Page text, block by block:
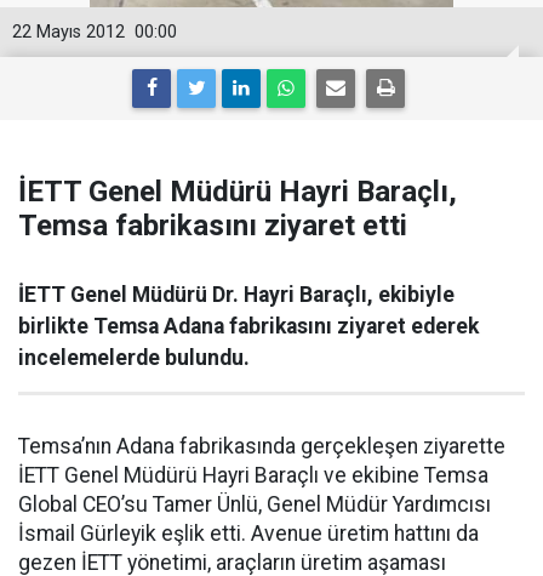
00:00
22 Mayıs 2012
İETT Genel Müdürü Hayri Baraçlı,
Temsa fabrikasını ziyaret etti
İETT Genel Müdürü Dr. Hayri Baraçlı, ekibiyle
birlikte Temsa Adana fabrikasını ziyaret ederek
incelemelerde bulundu.
Temsa’nın Adana fabrikasında gerçekleşen ziyarette
İETT Genel Müdürü Hayri Baraçlı ve ekibine Temsa
Global CEO’su Tamer Ünlü, Genel Müdür Yardımcısı
İsmail Gürleyik eşlik etti. Avenue üretim hattını da
gezen İETT yönetimi, araçların üretim aşaması